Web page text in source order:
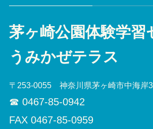
茅ヶ崎公園体験学習
うみかぜテラス
〒253-0055 神奈川県茅ヶ崎市中海岸
☎︎ 0467-85-0942
FAX 0467-85-0959